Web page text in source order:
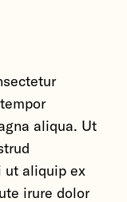
aliqua. Ut
ut aliquip ex
irure dolor